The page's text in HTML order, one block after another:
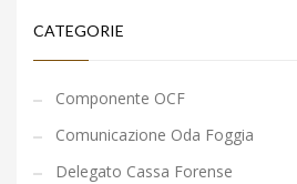
CATEGORIE
Componente OCF
Comunicazione Oda Foggia
Delegato Cassa Forense